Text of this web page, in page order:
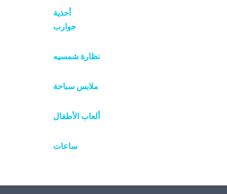
أحذية
جوارب
نظارة شمسيه
ملابس سباحة
ألعاب الأطفال
ساعات